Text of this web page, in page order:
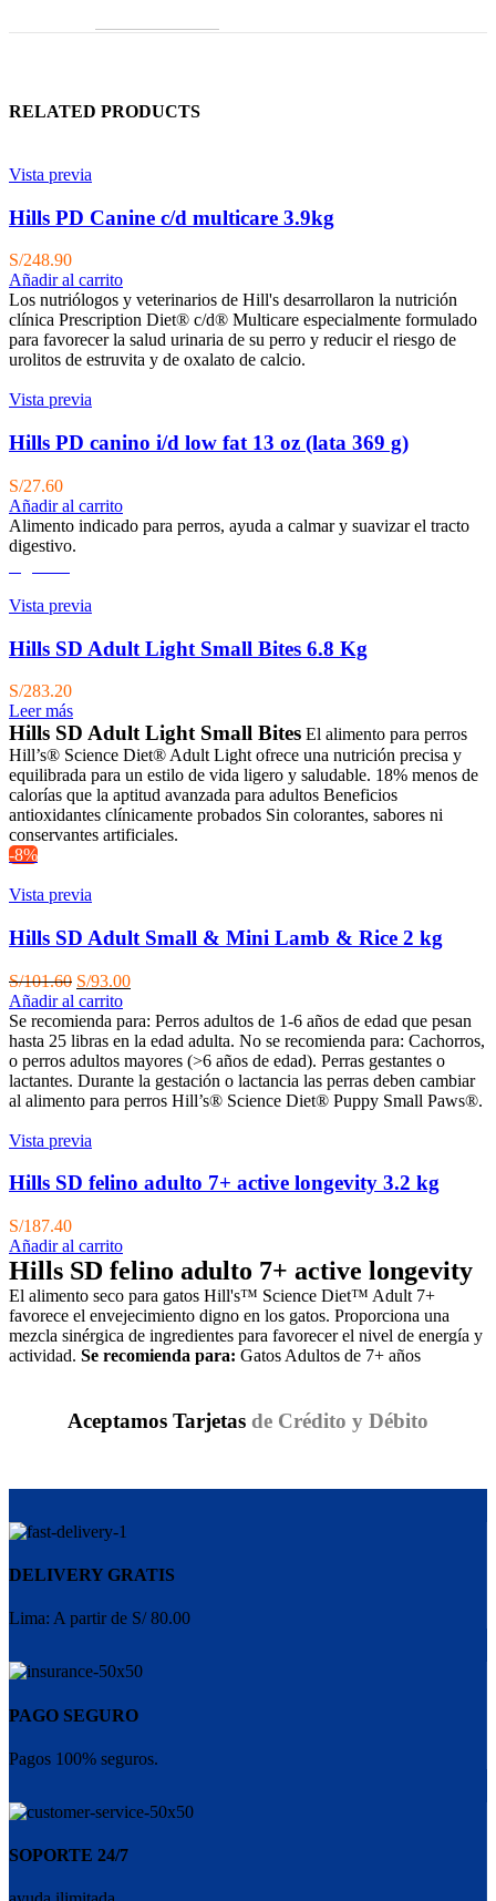
RELATED PRODUCTS
Vista previa
Hills PD Canine c/d multicare 3.9kg
S/248.90
Añadir al carrito
Los nutriólogos y veterinarios de Hill's desarrollaron la nutrición
clínica Prescription Diet® c/d® Multicare especialmente formulado
para favorecer la salud urinaria de su perro y reducir el riesgo de
urolitos de estruvita y de oxalato de calcio.
Vista previa
Hills PD canino i/d low fat 13 oz (lata 369 g)
S/27.60
Añadir al carrito
Alimento indicado para perros, ayuda a calmar y suavizar el tracto
digestivo.
Vista previa
Hills SD Adult Light Small Bites 6.8 Kg
S/283.20
Leer más
Hills SD Adult Light Small Bites El alimento para perros
Hill’s® Science Diet® Adult Light ofrece una nutrición precisa y
equilibrada para un estilo de vida ligero y saludable. 18% menos de
calorías que la aptitud avanzada para adultos Beneficios
antioxidantes clínicamente probados Sin colorantes, sabores ni
conservantes artificiales.
-8%
Vista previa
Hills SD Adult Small & Mini Lamb & Rice 2 kg
S/101.60 El
precio
original
era:
S/101.60.
S/93.00El
actual
es:
S/93.00.
Añadir al carrito
Se recomienda para: Perros adultos de 1-6 años de edad que pesan
hasta 25 libras en la edad adulta. No se recomienda para: Cachorros,
o perros adultos mayores (>6 años de edad). Perras gestantes o
lactantes. Durante la gestación o lactancia las perras deben cambiar
al alimento para perros Hill’s® Science Diet® Puppy Small Paws®.
Vista previa
Hills SD felino adulto 7+ active longevity 3.2 kg
S/187.40
Añadir al carrito
Hills SD felino adulto 7+ active longevity
El alimento seco para gatos Hill's™ Science Diet™ Adult 7+
favorece el envejecimiento digno en los gatos. Proporciona una
mezcla sinérgica de ingredientes para favorecer el nivel de energía y
actividad. Se recomienda para: Gatos Adultos de 7+ años
Aceptamos Tarjetas de Crédito y Débito
DELIVERY GRATIS
Lima: A partir de S/ 80.00
PAGO SEGURO
Pagos 100% seguros.
SOPORTE 24/7